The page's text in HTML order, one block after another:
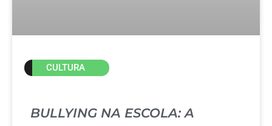
CULTURA
BULLYING NA ESCOLA: A